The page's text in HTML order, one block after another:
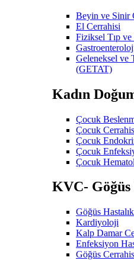
Beyin ve Sinir
El Cerrahisi
Fiziksel Tıp
Geleneksel ve
(GETAT)
Kadın
Çocuk
Çocuk
Çocuk
Çocuk
Çocuk
KVC- Göğüs
Göğüs
Kardiyoloji
Kalp Damar
Enfeksiyon
Göğüs